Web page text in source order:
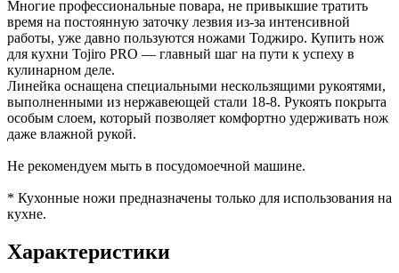
Многие профессиональные повара, не привыкшие тратить
время на постоянную заточку лезвия из-за интенсивной
работы, уже давно пользуются ножами Тоджиро. Купить нож
для кухни Tojiro PRO — главный шаг на пути к успеху в
кулинарном деле.
Линейка оснащена специальными нескользящими рукоятями,
выполненными из нержавеющей стали 18-8. Рукоять покрыта
особым слоем, который позволяет комфортно удерживать нож
даже влажной рукой.
Не рекомендуем мыть в посудомоечной машине.
* Кухонные ножи предназначены только для использования на
кухне.
Характеристики